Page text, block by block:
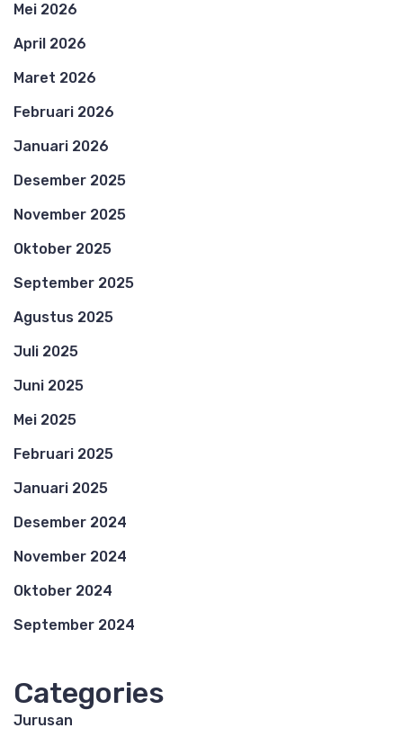
Mei 2026
April 2026
Maret 2026
Februari 2026
Januari 2026
Desember 2025
November 2025
Oktober 2025
September 2025
Agustus 2025
Juli 2025
Juni 2025
Mei 2025
Februari 2025
Januari 2025
Desember 2024
November 2024
Oktober 2024
September 2024
Categories
Jurusan